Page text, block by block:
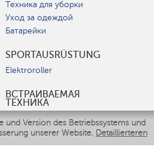
Version des Betriebssystems und
unserer Website. Detaillierteren
Техника для уборки
Уход за одеждой
Батарейки
SPORTAUSRÜSTUNG
Elektroroller
ВСТРАИВАЕМАЯ
ТЕХНИКА
Вытяжки
Варочные панели
Духовые шкафы